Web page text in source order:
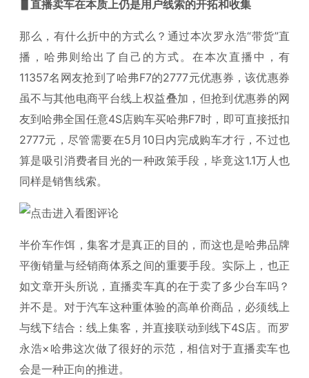
▋直播卖车在本质上仍是用户线索的开拓和收集
那么，有什么折中的方式么？通过本次罗永浩“带货”直
播，哈弗则给出了自己的方式。在本次直播中，有
11357名网友抢到了哈弗F7的2777元优惠券，该优惠券
虽不与其他电商平台线上权益叠加，但抢到优惠券的网
友到哈弗全国任意4S店购车买哈弗F7时，即可直接抵扣
2777元，尽管需要在5月10日内完成购车才行，不过也
算是吸引消费者目光的一种政策手段，毕竟这1.1万人也
同样是销售线索。
半价车作饵，集客才是真正的目的，而这也是哈弗品牌
平衡销量与经销商体系之间的重要手段。实际上，也正
如文章开头所说，直播卖车真的在于卖了多少台车吗？
并不是。对于汽车这种重体验的高单价商品，必须线上
与线下结合：线上集客，并直接联动到线下4S店。而罗
永浩×哈弗这次做了很好的示范，相信对于直播卖车也
会是一种正向的推进。